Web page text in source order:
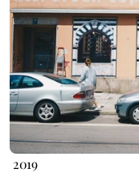
2019